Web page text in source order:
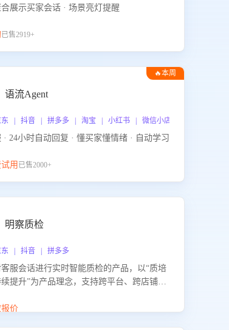
展示买家会话 · 场景亮灯提醒
已售2919+
🔥本周
语流Agent
| 抖音 | 拼多多 | 淘宝 | 小红书 | 微信小店 | 快手 | 唯品
· 24小时自动回复 · 懂买家懂情绪 · 自动学习
用 已售2000+
明察质检
| 抖音 | 拼多多
服会话进行实时智能质检的产品，以“质培
提升”为产品理念，支持跨平台、跨店铺的
提升客服团队的销服能力。
价